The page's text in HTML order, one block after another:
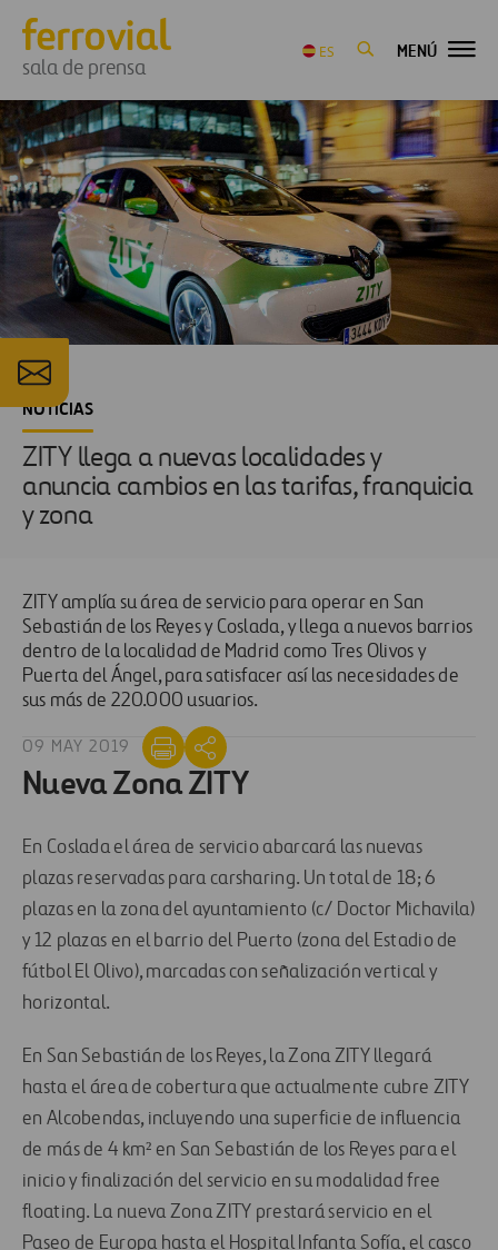
sala de prensa
ES MENÚ
NOTICIAS
ZITY llega a nuevas localidades y
anuncia cambios en las tarifas, franquicia
y zona
ZITY amplía su área de servicio para operar en San
Sebastián de los Reyes y Coslada, y llega a nuevos barrios
dentro de la localidad de Madrid como Tres Olivos y
Puerta del Ángel, para satisfacer así las necesidades de
sus más de 220.000 usuarios.
09 MAY 2019
Nueva Zona ZITY
En Coslada el área de servicio abarcará las nuevas
plazas reservadas para carsharing. Un total de 18; 6
plazas en la zona del ayuntamiento (c/ Doctor Michavila)
y 12 plazas en el barrio del Puerto (zona del Estadio de
fútbol El Olivo), marcadas con señalización vertical y
horizontal.
En San Sebastián de los Reyes, la Zona ZITY llegará
hasta el área de cobertura que actualmente cubre ZITY
en Alcobendas, incluyendo una superficie de influencia
de más de 4 km² en San Sebastián de los Reyes para el
inicio y finalización del servicio en su modalidad free
floating. La nueva Zona ZITY prestará servicio en el
Paseo de Europa hasta el Hospital Infanta Sofía, el casco